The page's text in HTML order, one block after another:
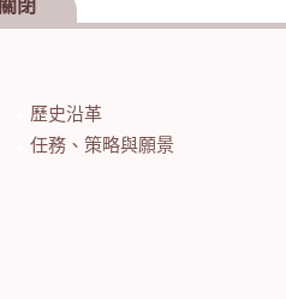
關閉
歷史沿革
任務、策略與願景